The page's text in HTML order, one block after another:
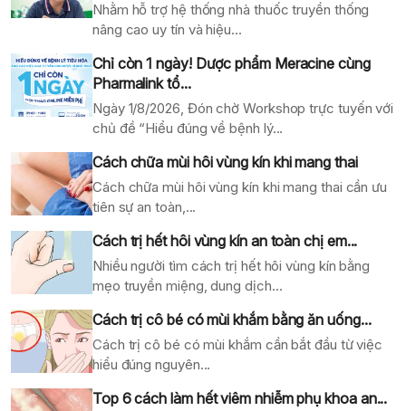
Nhằm hỗ trợ hệ thống nhà thuốc truyền thống
nâng cao uy tín và hiệu...
Chỉ còn 1 ngày! Dược phẩm Meracine cùng
Pharmalink tổ...
Ngày 1/8/2026, Đón chờ Workshop trực tuyến với
chủ đề “Hiểu đúng về bệnh lý...
Cách chữa mùi hôi vùng kín khi mang thai
Cách chữa mùi hôi vùng kín khi mang thai cần ưu
tiên sự an toàn,...
Cách trị hết hôi vùng kín an toàn chị em...
Nhiều người tìm cách trị hết hôi vùng kín bằng
mẹo truyền miệng, dung dịch...
Cách trị cô bé có mùi khắm bằng ăn uống...
Cách trị cô bé có mùi khắm cần bắt đầu từ việc
hiểu đúng nguyên...
Top 6 cách làm hết viêm nhiễm phụ khoa an...